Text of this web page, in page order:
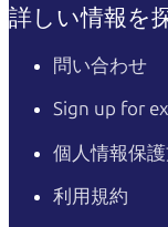
詳しい情報を
問い合わせ
Sign up for
個人情報保
利用規約